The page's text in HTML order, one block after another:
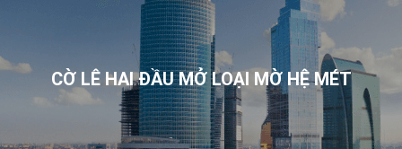
CỜ LÊ HAI ĐẦU MỞ LOẠI MỜ HỆ MÉT